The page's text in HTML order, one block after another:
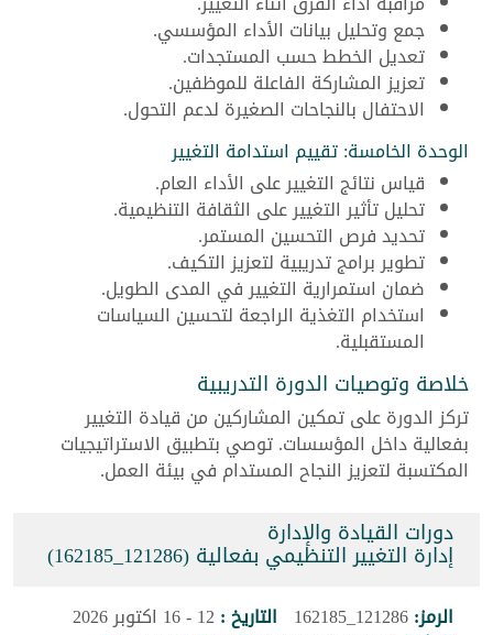
جمع وتحليل بيانات الأداء المؤسسي.
تعديل الخطط حسب المستجدات.
تعزيز المشاركة الفاعلة للموظفين.
الاحتفال بالنجاحات الصغيرة لدعم التحول.
الوحدة الخامسة: تقييم استدامة التغيير
قياس نتائج التغيير على الأداء العام.
تحليل تأثير التغيير على الثقافة التنظيمية.
تحديد فرص التحسين المستمر.
تطوير برامج تدريبية لتعزيز التكيف.
ضمان استمرارية التغيير في المدى الطويل.
استخدام التغذية الراجعة لتحسين السياسات
المستقبلية.
خلاصة وتوصيات الدورة التدريبية
تركز الدورة على تمكين المشاركين من قيادة التغيير
بفعالية داخل المؤسسات. توصي بتطبيق الاستراتيجيات
المكتسبة لتعزيز النجاح المستدام في بيئة العمل.
دورات القيادة والإدارة
إدارة التغيير التنظيمي بفعالية (121286_162185)
الرمز:121286_162185 التاريخ : 12 - 16 اكتوبر 2026